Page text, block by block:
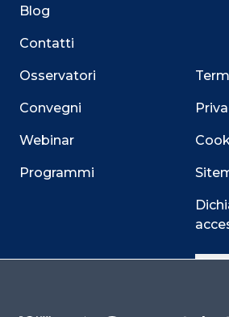
Blog
Contatti
Osservatori
Convegni
Webinar
Programmi